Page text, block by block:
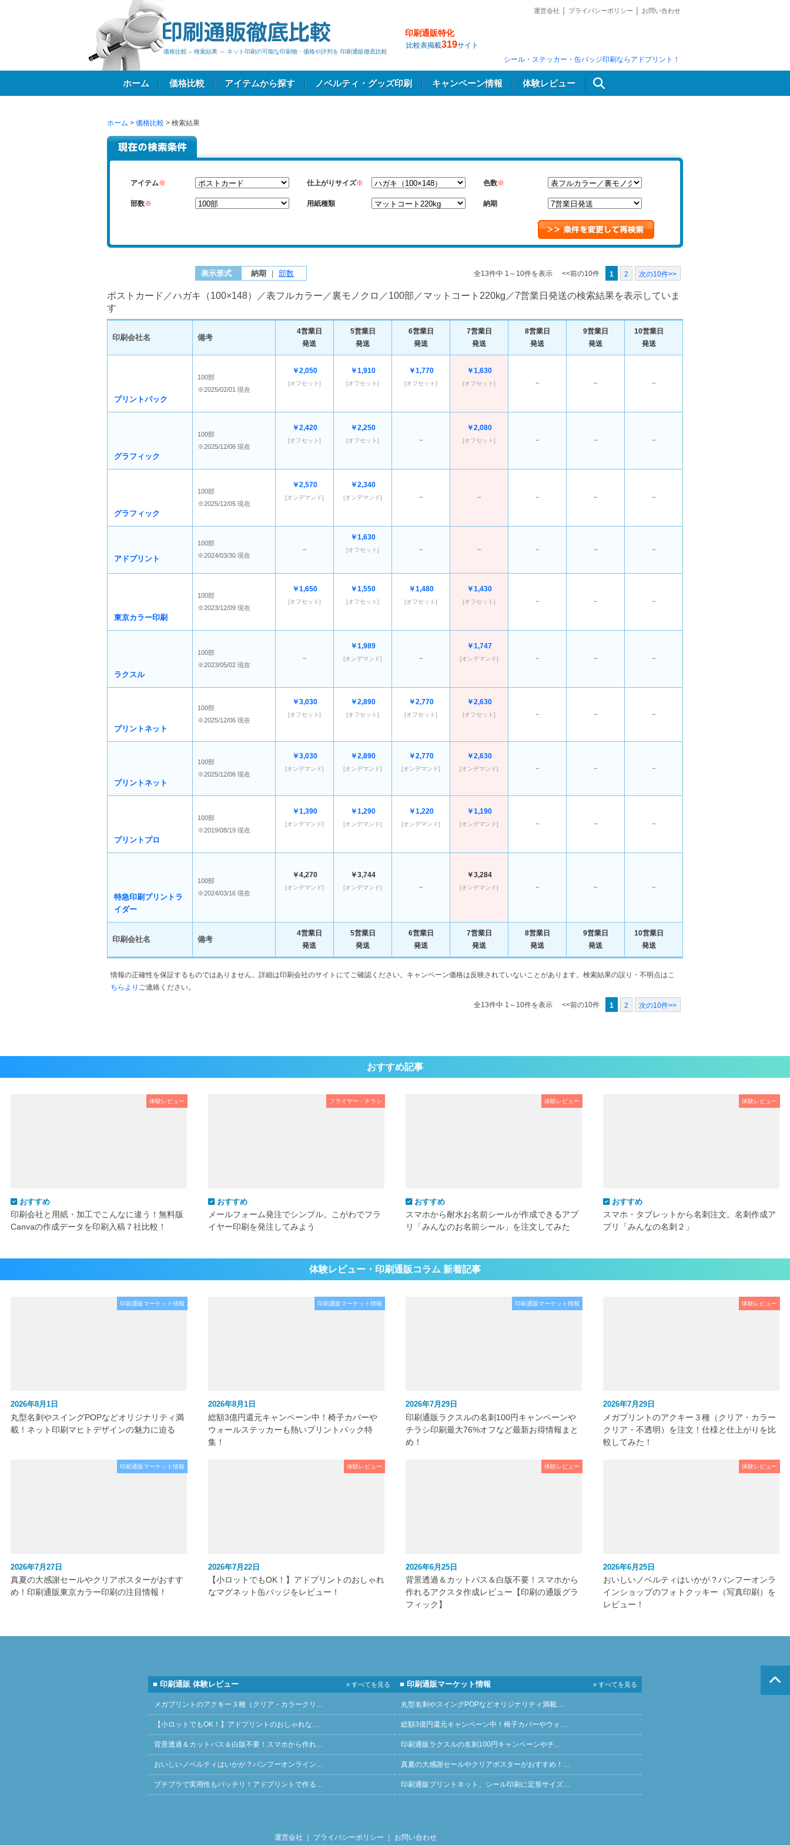
価格比較 – 検索結果 ～ ネット印刷の可能な印刷物・価格や評判を 印刷通販徹底比較
印刷通販特化
比較表掲載319サイト
運営会社 プライバシーポリシー お問い合わせ
シール・ステッカー・缶バッジ印刷ならアドプリント！
ホーム 価格比較 アイテムから探す ノベルティ・グッズ印刷 キャンペーン情報 体験レビュー
ホーム > 価格比較 > 検索結果
アイテム※ 仕上がりサイズ※ 色数※
部数※ 用紙種類 納期
表示形式 納期 ｜ 部数 次の10件>>
2
1
<<前の10件
全13件中 1～10件を表示
ポストカード／ハガキ（100×148）／表フルカラー／裏モノクロ／100部／マットコート220kg／7営業日発送の検索結果を表示していま
す
印刷会社名 備考
4営業日
発送
5営業日
発送
6営業日
発送
7営業日
発送
8営業日
発送
9営業日
発送
10営業日
発送
プリントパック
100部
※2025/02/01 現在
￥2,050
[オフセット]
￥1,910
[オフセット]
￥1,770
[オフセット]
￥1,630
[オフセット] － － －
グラフィック
100部
※2025/12/06 現在
￥2,420
[オフセット]
￥2,250
[オフセット] －
￥2,080
[オフセット] － － －
グラフィック
100部
※2025/12/05 現在
￥2,570
[オンデマンド]
￥2,340
[オンデマンド] － － － － －
アドプリント
100部
※2024/03/30 現在
－
￥1,630
[オフセット] － － － － －
東京カラー印刷
100部
※2023/12/09 現在
￥1,650
[オフセット]
￥1,550
[オフセット]
￥1,480
[オフセット]
￥1,430
[オフセット] － － －
ラクスル
100部
※2023/05/02 現在
－
￥1,989
[オンデマンド] －
￥1,747
[オンデマンド] － － －
プリントネット
100部
※2025/12/06 現在
￥3,030
[オフセット]
￥2,890
[オフセット]
￥2,770
[オフセット]
￥2,630
[オフセット] － － －
プリントネット
100部
※2025/12/06 現在
￥3,030
[オンデマンド]
￥2,890
[オンデマンド]
￥2,770
[オンデマンド]
￥2,630
[オンデマンド] － － －
プリントプロ
100部
※2019/08/19 現在
￥1,390
[オンデマンド]
￥1,290
[オンデマンド]
￥1,220
[オンデマンド]
￥1,190
[オンデマンド] － － －
特急印刷プリントラ
イダー
100部
※2024/03/16 現在
￥4,270
[オンデマンド]
￥3,744
[オンデマンド] －
￥3,284
[オンデマンド] － － －
印刷会社名 備考
4営業日
発送
5営業日
発送
6営業日
発送
7営業日
発送
8営業日
発送
9営業日
発送
10営業日
発送
情報の正確性を保証するものではありません。詳細は印刷会社のサイトにてご確認ください。キャンペーン価格は反映されていないことがあります。検索結果の誤り・不明点は こ
ちらより ご連絡ください。
次の10件>>
2
1
<<前の10件
全13件中 1～10件を表示
おすすめ記事
体験レビュー
おすすめ
印刷会社と用紙・加工でこんなに違う！無料版
Canvaの作成データを印刷入稿７社比較！
フライヤー・チラシ
おすすめ
メールフォーム発注でシンプル。こがわでフラ
イヤー印刷を発注してみよう
体験レビュー
おすすめ
スマホから耐水お名前シールが作成できるアプ
リ「みんなのお名前シール」を注文してみた
体験レビュー
おすすめ
スマホ・タブレットから名刺注文。名刺作成ア
プリ「みんなの名刺２」
体験レビュー・印刷通販コラム 新着記事
印刷通販マーケット情報
2026年8月1日
丸型名刺やスイングPOPなどオリジナリティ満
載！ネット印刷マヒトデザインの魅力に迫る
印刷通販マーケット情報
2026年8月1日
総額3億円還元キャンペーン中！椅子カバーや
ウォールステッカーも熱いプリントパック特
集！
印刷通販マーケット情報
2026年7月29日
印刷通販ラクスルの名刺100円キャンペーンや
チラシ印刷最大76%オフなど最新お得情報まと
め！
体験レビュー
2026年7月29日
メガプリントのアクキー３種（クリア・カラー
クリア・不透明）を注文！仕様と仕上がりを比
較してみた！
印刷通販マーケット情報
2026年7月27日
真夏の大感謝セールやクリアポスターがおすす
め！印刷通販東京カラー印刷の注目情報！
体験レビュー
2026年7月22日
【小ロットでもOK！】アドプリントのおしゃれ
なマグネット缶バッジをレビュー！
体験レビュー
2026年6月25日
背景透過＆カットパス＆白版不要！スマホから
作れるアクスタ作成レビュー【印刷の通販グラ
フィック】
体験レビュー
2026年6月25日
おいしいノベルティはいかが？バンフーオンラ
インショップのフォトクッキー（写真印刷）を
レビュー！
■ 印刷通販 体験レビュー » すべてを見る
メガプリントのアクキー３種（クリア・カラークリ…
【小ロットでもOK！】アドプリントのおしゃれな…
背景透過＆カットパス＆白版不要！スマホから作れ…
おいしいノベルティはいかが？バンフーオンライン…
プチプラで実用性もバッチリ！アドプリントで作る…
■ 印刷通販マーケット情報 » すべてを見る
丸型名刺やスイングPOPなどオリジナリティ満載…
総額3億円還元キャンペーン中！椅子カバーやウォ…
印刷通販ラクスルの名刺100円キャンペーンやチ…
真夏の大感謝セールやクリアポスターがおすすめ！…
印刷通販プリントネット、シール印刷に定形サイズ…
運営会社 プライバシーポリシー お問い合わせ